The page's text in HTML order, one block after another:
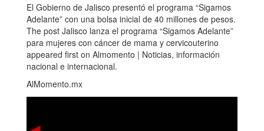
El Gobierno de Jalisco presentó el programa “Sigamos
Adelante” con una bolsa inicial de 40 millones de pesos.
The post Jalisco lanza el programa “Sigamos Adelante”
para mujeres con cáncer de mama y cervicouterino
appeared first on Almomento | Noticias, información
nacional e internacional.
AlMomento.mx